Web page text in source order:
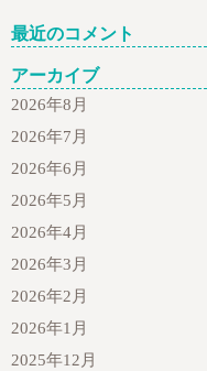
最近のコメント
アーカイブ
2026年8月
2026年7月
2026年6月
2026年5月
2026年4月
2026年3月
2026年2月
2026年1月
2025年12月